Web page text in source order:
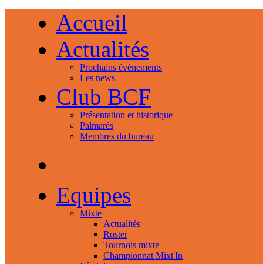
Accueil
Actualités
Prochains évènements
Les news
Club BCF
Présentation et historique
Palmarès
Membres du bureau
Equipes
Mixte
Actualités
Roster
Tournois mixte
Championnat Mixt'In